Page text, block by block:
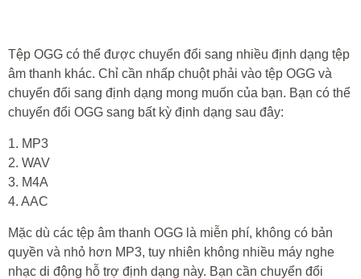
Tệp OGG có thể được chuyển đổi sang nhiều định dạng tệp
âm thanh khác. Chỉ cần nhấp chuột phải vào tệp OGG và
chuyển đổi sang định dạng mong muốn của bạn. Bạn có thể
chuyển đổi OGG sang bất kỳ định dạng sau đây:
1. MP3
2. WAV
3. M4A
4. AAC
Mặc dù các tệp âm thanh OGG là miễn phí, không có bản
quyền và nhỏ hơn MP3, tuy nhiên không nhiều máy nghe
nhạc di động hỗ trợ định dạng này. Bạn cần chuyển đổi